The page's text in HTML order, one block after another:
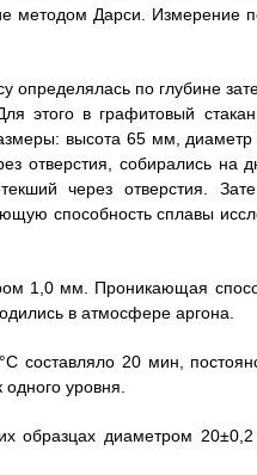
методом Дарси. Измерение
по глубине
этого в графитовый
высота 65 мм,
отверстия, собирались на
через отверстия.
способность сплавы
1,0 мм. Проникающая
в атмосфере аргона.
20 мин,
уровня.
образцах диаметром